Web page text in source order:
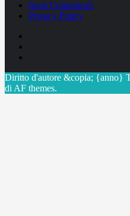
Invia Comunicati
Privacy Policy
Diritto d'autore &copia; {anno}
di AF themes.